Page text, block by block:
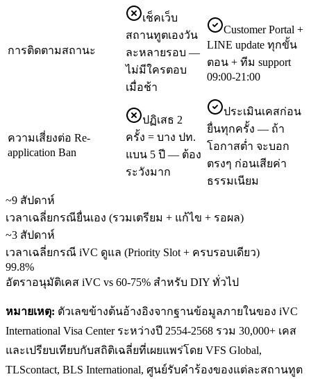
การติดตามสถานะ
เช็คเว็บ
สถานทูตเองวัน
ละหลายรอบ —
ไม่มีใครตอบ
เมื่อช้า
Customer Portal +
LINE update ทุกขั้น
ตอน + ทีม support
09:00-21:00
ความเสี่ยงต่อ Re-
application Ban
ปฏิเสธ 2
ครั้ง = บาง ปท.
แบน 5 ปี — ต้อง
ระวังมาก
ประเมินเคสก่อน
ยื่นทุกครั้ง — ถ้า
โอกาสต่ำ จะบอก
ตรงๆ ก่อนเสียค่า
ธรรมเนียม
~9 สัปดาห์
เวลาเฉลี่ยกรณียื่นเอง (รวมเตรียม + แก้ไข + รอผล)
~3 สัปดาห์
เวลาเฉลี่ยกรณี iVC ดูแล (Priority Slot + ครบรอบเดียว)
99.8%
อัตราอนุมัติเคส iVC vs 60-75% สำหรับ DIY ทั่วไป
หมายเหตุ: ตัวเลขข้างต้นอ้างอิงจากฐานข้อมูลภายในของ iVC
International Visa Center ระหว่างปี 2554-2568 รวม 30,000+ เคส
และเปรียบเทียบกับสถิติเฉลี่ยที่เผยแพร่โดย VFS Global,
TLScontact, BLS International, ศูนย์รับคำร้องของแต่ละสถานทูต